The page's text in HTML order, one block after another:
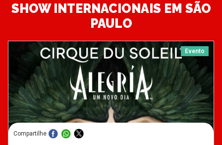
SHOW INTERNACIONAIS EM SÃO
PAULO
Evento
Compartilhe